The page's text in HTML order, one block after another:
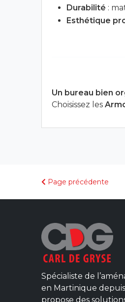
Durabilité :
Esthétique
Un bureau bien
Choisissez les
Page précédente
Spécialiste de
en Martinique depuis
propose des